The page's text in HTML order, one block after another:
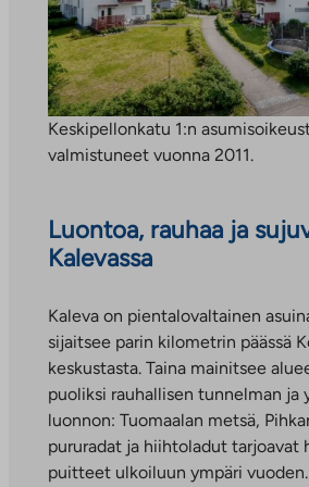
Keskipellonkatu 1:n
valmistuneet vuonna 2011.
Luontoa, rauhaa ja
Kalevassa
Kaleva on pientalovaltainen
sijaitsee parin kilometrin päässä
keskustasta. Taina mainitsee
puoliksi rauhallisen tunnelman ja
luonnon: Tuomaalan metsä,
pururadat ja hiihtoladut tarjoavat
puitteet ulkoiluun ympäri vuoden.